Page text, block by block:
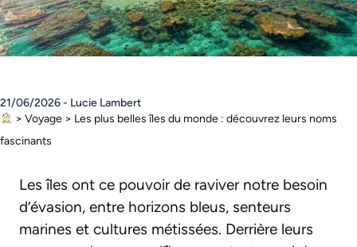
21/06/2026 - Lucie Lambert
> Voyage> Les plus belles îles du monde : découvrez leurs noms
fascinants
Les îles ont ce pouvoir de raviver notre besoin
d’évasion, entre horizons bleus, senteurs
marines et cultures métissées. Derrière leurs